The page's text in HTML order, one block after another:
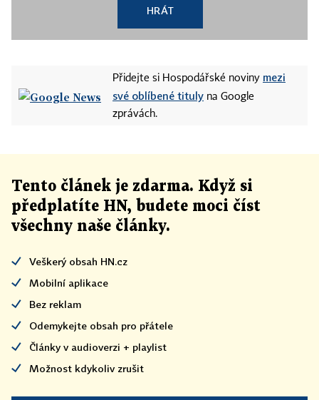
HRÁT
Přidejte si Hospodářské noviny mezi
své oblíbené tituly na Google
zprávách.
Tento článek je zdarma. Když si
předplatíte HN, budete moci číst
všechny naše články.
Veškerý obsah HN.cz
Mobilní aplikace
Bez reklam
Odemykejte obsah pro přátele
Články v audioverzi + playlist
Možnost kdykoliv zrušit